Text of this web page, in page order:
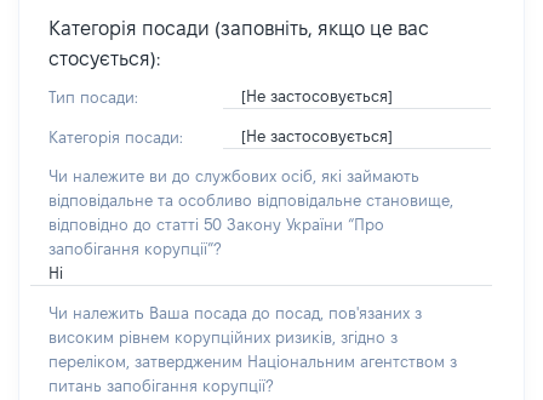
Категорія посади (заповніть, якщо це вас
стосується):
Тип посади: [Не застосовується]
Категорія посади: [Не застосовується]
Чи належите ви до службових осіб, які займають
відповідальне та особливо відповідальне становище,
відповідно до статті 50 Закону України “Про
запобігання корупції”?
Ні
Чи належить Ваша посада до посад, пов'язаних з
високим рівнем корупційних ризиків, згідно з
переліком, затвердженим Національним агентством з
питань запобігання корупції?